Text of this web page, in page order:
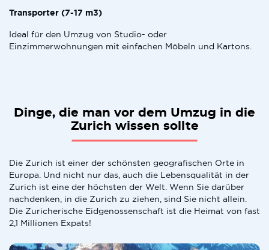
Transporter (7-17 m3)
Ideal für den Umzug von Studio- oder
Einzimmerwohnungen mit einfachen Möbeln und Kartons.
Dinge, die man vor dem Umzug in die
Zurich wissen sollte
Die Zurich ist einer der schönsten geografischen Orte in
Europa. Und nicht nur das, auch die Lebensqualität in der
Zurich ist eine der höchsten der Welt. Wenn Sie darüber
nachdenken, in die Zurich zu ziehen, sind Sie nicht allein.
Die Zuricherische Eidgenossenschaft ist die Heimat von fast
2,1 Millionen Expats!